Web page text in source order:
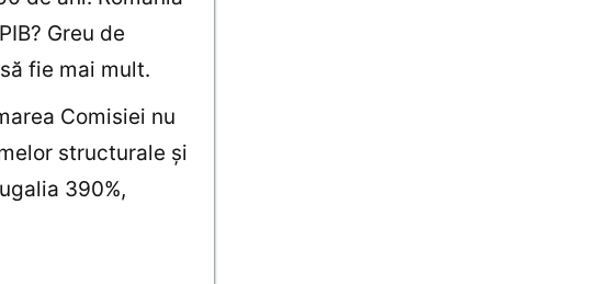
Greu de
fie mai mult.
Comisiei nu
structurale şi
390%,